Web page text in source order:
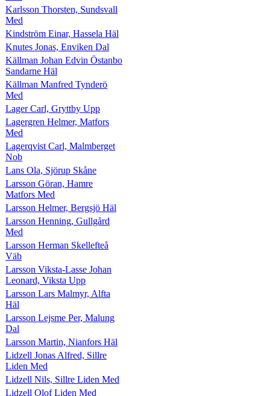
Karlsson Thorsten, Sundsvall
Med
Kindström Einar, Hassela Häl
Knutes Jonas, Enviken Dal
Källman Johan Edvin Östanbo
Sandarne Häl
Källman Manfred Tynderö
Med
Lager Carl, Gryttby Upp
Lagergren Helmer, Matfors
Med
Lagerqvist Carl, Malmberget
Nob
Lans Ola, Sjörup Skåne
Larsson Göran, Hamre
Matfors Med
Larsson Helmer, Bergsjö Häl
Larsson Henning, Gullgård
Med
Larsson Herman Skellefteå
Väb
Larsson Viksta-Lasse Johan
Leonard, Viksta Upp
Larsson Lars Malmyr, Alfta
Häl
Larsson Lejsme Per, Malung
Dal
Larsson Martin, Nianfors Häl
Lidzell Jonas Alfred, Sillre
Liden Med
Lidzell Nils, Sillre Liden Med
Lidzell Olof Liden Med